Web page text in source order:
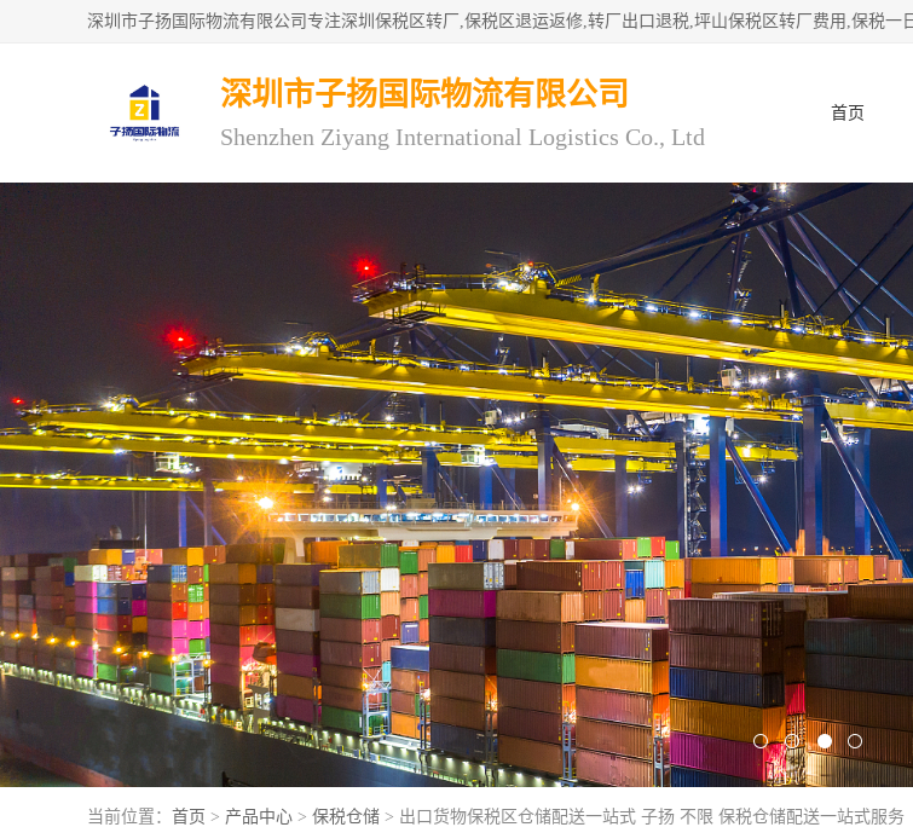
深圳市子扬国际物流有限公司
Shenzhen Ziyang International Logistics Co., Ltd
首页
当前位置： 首页 > 产品中心 > 保税仓储 > 出口货物保税区仓储配送一站式 子扬 不限 保税仓储配送一站式服务